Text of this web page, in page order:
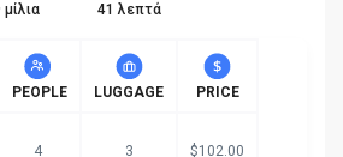
41 λεπτά
PEOPLE LUGGAGE PRICE
4 3 $102.00